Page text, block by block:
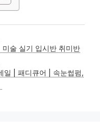
술 실기 입시반 취미반
일 | 패디큐어 | 속눈썹펌,